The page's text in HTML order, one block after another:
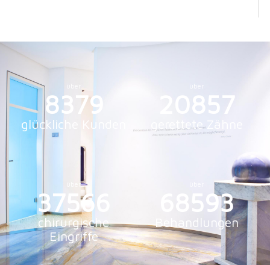
8379
glückliche Kunden
über
20857
gerettete Zähne
über
37566
chirurgische
Eingriffe
68593
Behandlungen